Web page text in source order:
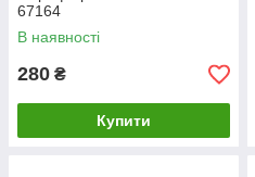
67164
В наявності
280 ₴
Купити